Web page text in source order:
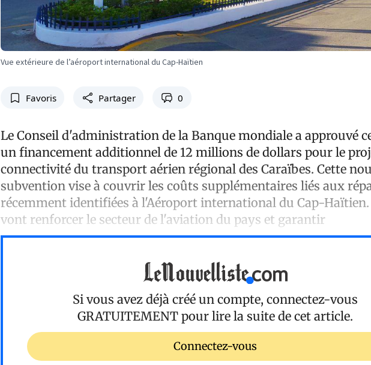
Vue extérieure de l’aéroport international du Cap-Haïtien
Favoris Partager 0
Le Conseil d'administration de la Banque mondiale a approuvé
un financement additionnel de 12 millions de dollars pour le
connectivité du transport aérien régional des Caraïbes. Cette
subvention vise à couvrir les coûts supplémentaires liés aux
récemment identifiées à l'Aéroport international du Cap-Haïtien.
vont renforcer le secteur de l'aviation du pays et garantir
Si vous avez déjà créé un compte, connectez-vous
GRATUITEMENT pour lire la suite de cet article.
Connectez-vous